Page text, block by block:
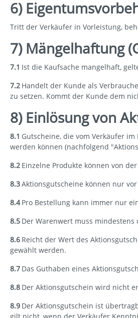
6)
Tritt der Verkäufer in Vorleistung,
7) Mängelhaftung
7.1 Ist die Kaufsache mangelhaft,
7.2 Handelt der Kunde als
zu setzen. Kommt der Kunde dem
8) Einlösung von
8.1 Gutscheine, die vom Verkäufer
werden können (nachfolgend
8.2 Einzelne Produkte können von
8.3Aktionsgutscheine können nur
8.4Pro Bestellung kann immer nur
8.5 Der Warenwert muss
8.6 Reicht der Wert des
gewählt werden.
8.7 Das Guthaben eines
8.8 Der Aktionsgutschein wird nicht
8.9 Der Aktionsgutschein ist